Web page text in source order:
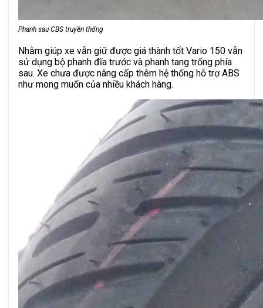
Phanh sau CBS truyền thống
Nhằm giúp xe vẫn giữ được giá thành tốt Vario 150 vẫn
sử dụng bộ phanh đĩa trước và phanh tang trống phía
sau. Xe chưa được nâng cấp thêm hệ thống hỗ trợ ABS
như mong muốn của nhiều khách hàng.